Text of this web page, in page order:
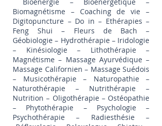
Biomagnétisme – Coaching de vie –
Digitopuncture – Do in – Ethérapies –
Feng Shui – Fleurs de Bach –
Géobiologie – Hydrothérapie – Iridologie
– Kinésiologie – Lithothérapie –
Magnétisme – Massage Ayurvédique –
Massage Californien – Massage Suédois
– Musicothérapie – Naturopathie –
Naturothérapie – Nutrithérapie –
Nutrition – Oligothérapie – Ostéopathie
– Phytothérapie – Psychologie –
Psychothérapie – Radiesthésie –